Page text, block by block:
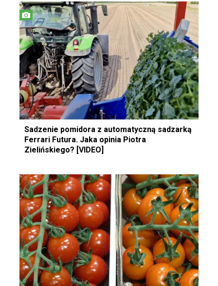
Sadzenie pomidora z automatyczną sadzarką
Ferrari Futura. Jaka opinia Piotra
Zielińskiego? [VIDEO]